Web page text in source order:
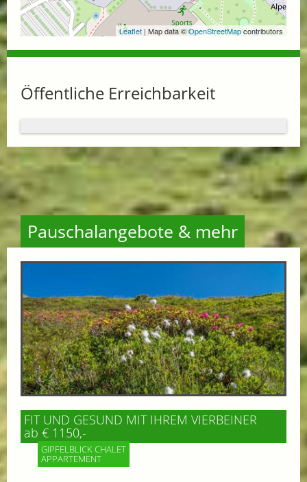
Leaflet | Map data ©OpenStreetMapcontributors
Öffentliche Erreichbarkeit
Pauschalangebote & mehr
FIT UND GESUND MIT IHREM VIERBEINER
ab € 1150,-
GIPFELBLICK CHALET
APPARTEMENT